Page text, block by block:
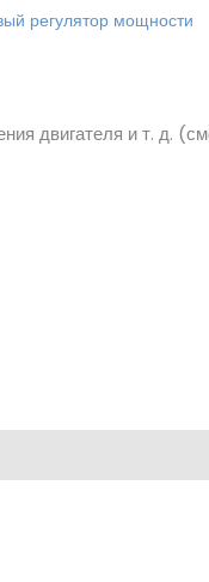
регулятор мощности
двигателя и т. д.